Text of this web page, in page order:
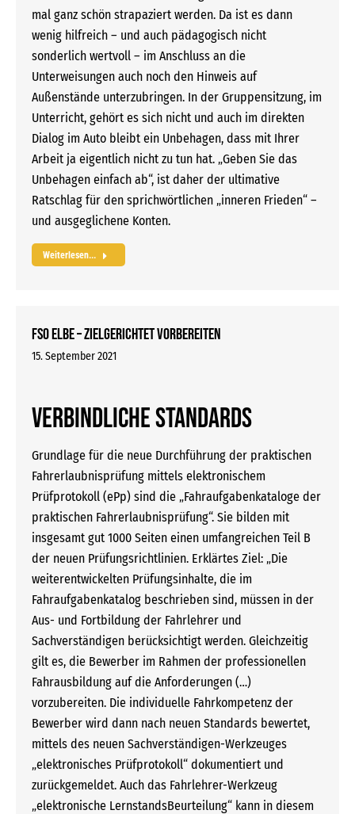
mal ganz schön strapaziert werden. Da ist es dann
wenig hilfreich – und auch pädagogisch nicht
sonderlich wertvoll – im Anschluss an die
Unterweisungen auch noch den Hinweis auf
Außenstände unterzubringen. In der Gruppensitzung, im
Unterricht, gehört es sich nicht und auch im direkten
Dialog im Auto bleibt ein Unbehagen, dass mit Ihrer
Arbeit ja eigentlich nicht zu tun hat. „Geben Sie das
Unbehagen einfach ab“, ist daher der ultimative
Ratschlag für den sprichwörtlichen „inneren Frieden“ –
und ausgeglichene Konten.
Weiterlesen...
FSO eLBe – zielgerichtet vorbereiten
15. September 2021
VERBINDLICHE STANDARDS
Grundlage für die neue Durchführung der praktischen
Fahrerlaubnisprüfung mittels elektronischem
Prüfprotokoll (ePp) sind die „Fahraufgabenkataloge der
praktischen Fahrerlaubnisprüfung“. Sie bilden mit
insgesamt gut 1000 Seiten einen umfangreichen Teil B
der neuen Prüfungsrichtlinien. Erklärtes Ziel: „Die
weiterentwickelten Prüfungsinhalte, die im
Fahraufgabenkatalog beschrieben sind, müssen in der
Aus- und Fortbildung der Fahrlehrer und
Sachverständigen berücksichtigt werden. Gleichzeitig
gilt es, die Bewerber im Rahmen der professionellen
Fahrausbildung auf die Anforderungen (…)
vorzubereiten. Die individuelle Fahrkompetenz der
Bewerber wird dann nach neuen Standards bewertet,
mittels des neuen Sachverständigen-Werkzeuges
„elektronisches Prüfprotokoll“ dokumentiert und
zurückgemeldet. Auch das Fahrlehrer-Werkzeug
„elektronische LernstandsBeurteilung“ kann in diesem